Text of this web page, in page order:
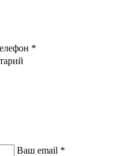
*
Ваш email *